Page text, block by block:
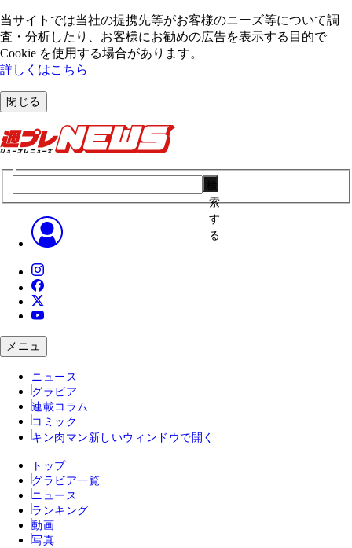
当サイトでは当社の提携先等がお客様のニーズ等について調
査・分析したり、お客様にお勧めの広告を表⽰する⽬的で
Cookie を使⽤する場合があります。
詳しくはこちら
閉じる
索
す
る
メニュ
ニュース
グラビア
連載コラム
コミック
キン肉マン 新しいウィンドウで開く
トップ
グラビア一覧
ニュース
ランキング
動画
写真